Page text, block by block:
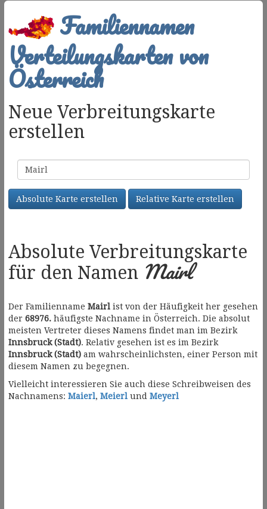
Familiennamen
Verteilungskarten von
Österreich
Neue Verbreitungskarte
erstellen
Familienname
Absolute Karte erstellen Relative Karte erstellen
Absolute Verbreitungskarte
für den Namen Mairl
Der Familienname Mairl ist von der Häufigkeit her gesehen
der 68976. häufigste Nachname in Österreich. Die absolut
meisten Vertreter dieses Namens findet man im Bezirk
Innsbruck (Stadt). Relativ gesehen ist es im Bezirk
Innsbruck (Stadt) am wahrscheinlichsten, einer Person mit
diesem Namen zu begegnen.
Vielleicht interessieren Sie auch diese Schreibweisen des
Nachnamens: Maierl, Meierl und Meyerl